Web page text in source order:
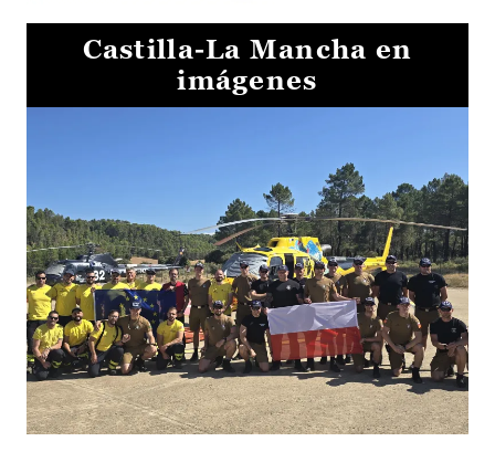
Castilla-La Mancha en
imágenes